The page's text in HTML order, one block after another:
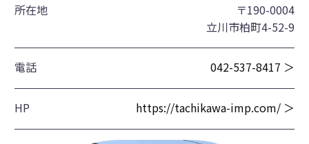
所在地
〒190-0004
立川市柏町4-52-9
電話 042-537-8417 ＞
HP https://tachikawa-imp.com/ ＞